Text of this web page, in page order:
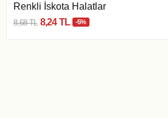
Renkli İskota Halatlar
8,68 TL 8,24 TL -5%